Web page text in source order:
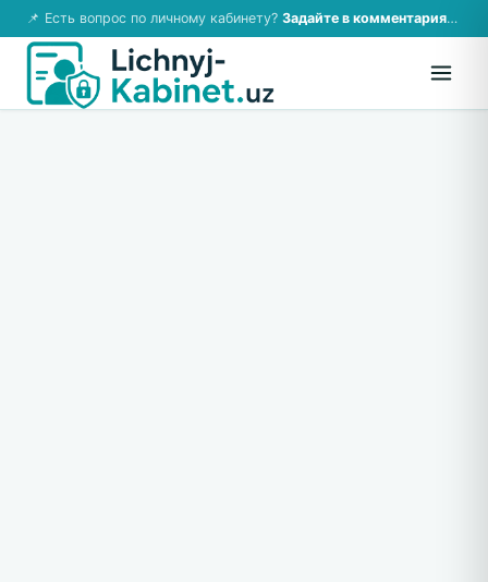
📌 Есть вопрос по личному кабинету? Задайте в комментариях — ответим!